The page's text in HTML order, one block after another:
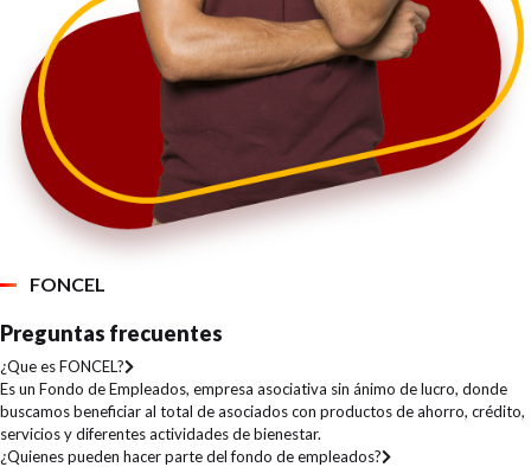
FONCEL
Preguntas frecuentes
¿Que es FONCEL?
Es un Fondo de Empleados, empresa asociativa sin ánimo de lucro, donde
buscamos beneficiar al total de asociados con productos de ahorro, crédito,
servicios y diferentes actividades de bienestar.
¿Quienes pueden hacer parte del fondo de empleados?